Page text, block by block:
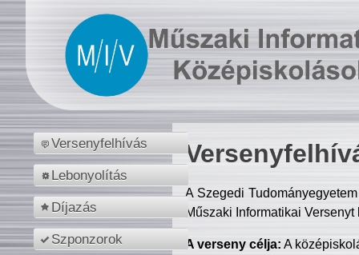
Versenyfelhívás
Lebonyolítás
Díjazás
Szponzorok
A Szegedi
Műszaki Informatikai
A verseny célja: A